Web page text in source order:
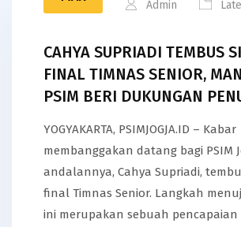
Admin
CAHYA SUPRIADI TEMBUS
FINAL TIMNAS SENIOR,
PSIM BERI DUKUNGAN
YOGYAKARTA, PSIMJOGJA.ID – Kabar
membanggakan datang bagi PSIM
andalannya, Cahya Supriadi,
final Timnas Senior. Langkah
ini merupakan sebuah pencapaian